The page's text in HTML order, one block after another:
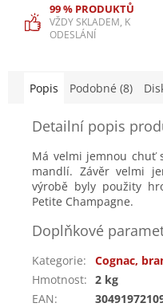
99 % PRODUKTŮ
VŽDY SKLADEM, K
ODESLÁNÍ
Popis Podobné (8)
Detailní popis
Má velmi jemnou chuť
mandlí. Závěr velmi
výrobě byly použity
Petite Champagne.
Doplňkové
Kategorie:
Cognac,
Hmotnost: 2 kg
EAN: